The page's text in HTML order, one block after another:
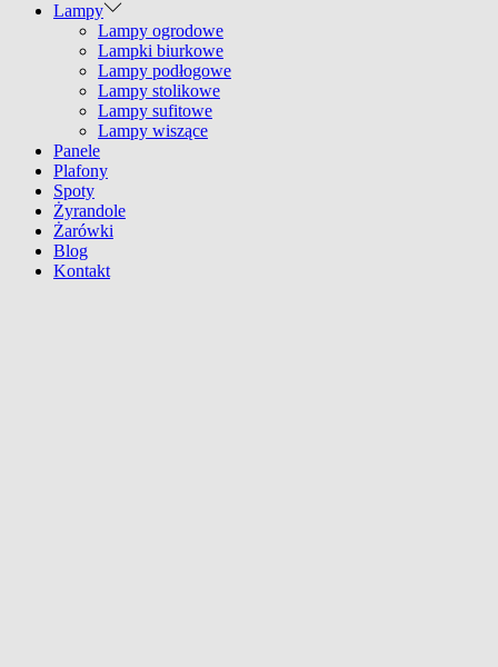
Lampy
Lampy ogrodowe
Lampki biurkowe
Lampy podłogowe
Lampy stolikowe
Lampy sufitowe
Lampy wiszące
Panele
Plafony
Spoty
Żyrandole
Żarówki
Blog
Kontakt